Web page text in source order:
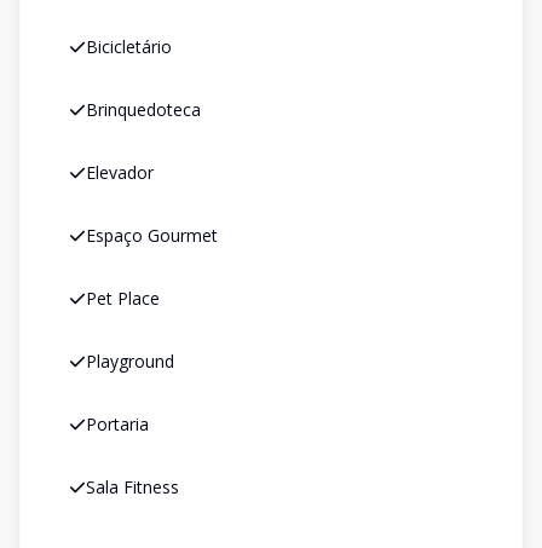
Bicicletário
Brinquedoteca
Elevador
Espaço Gourmet
Pet Place
Playground
Portaria
Sala Fitness